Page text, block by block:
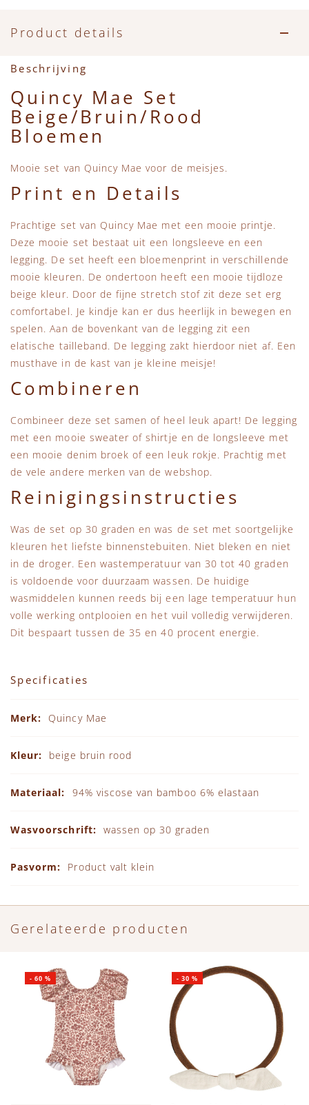
Zwemkleding
Feestkleding
Beren, Speendoekjes en Knuffeldoekjes
Verzorgingsproducten
Mini Rodini
+1 in the family
New Balance
Play Up
Sproet & Sprout
Tiny Cottons
Product details
Beschrijving
Quincy Mae Set
Beige/Bruin/Rood
Bloemen
Mooie set van Quincy Mae voor de meisjes.
Print en Details
Prachtige set van Quincy Mae met een mooie printje.
Deze mooie set bestaat uit een longsleeve en een
legging. De set heeft een bloemenprint in verschillende
mooie kleuren. De ondertoon heeft een mooie tijdloze
beige kleur. Door de fijne stretch stof zit deze set erg
comfortabel. Je kindje kan er dus heerlijk in bewegen en
spelen. Aan de bovenkant van de legging zit een
elatische tailleband. De legging zakt hierdoor niet af. Een
musthave in de kast van je kleine meisje!
Combineren
Combineer deze set samen of heel leuk apart! De legging
met een mooie sweater of shirtje en de longsleeve met
een mooie denim broek of een leuk rokje. Prachtig met
de vele andere merken van de webshop.
Reinigingsinstructies
Was de set op 30 graden en was de set met soortgelijke
kleuren het liefste binnenstebuiten. Niet bleken en niet
in de droger. Een wastemperatuur van 30 tot 40 graden
is voldoende voor duurzaam wassen. De huidige
wasmiddelen kunnen reeds bij een lage temperatuur hun
volle werking ontplooien en het vuil volledig verwijderen.
Dit bespaart tussen de 35 en 40 procent energie.
Specificaties
Quincy Mae
beige bruin rood
94% viscose van bamboo 6% elastaan
wassen op 30 graden
Product valt klein
Gerelateerde producten
-60 % -30 %